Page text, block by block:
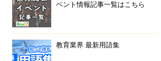
ベント情報記事一覧はこちら
教育業界 最新用語集